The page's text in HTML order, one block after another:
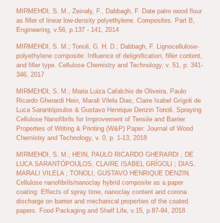
MIRMEHDI, S. M., Zeinaly, F., Dabbagh, F. Date palm wood flour
as filler of linear low-density polyethylene. Composites. Part B,
Engineering, v.56, p.137 - 141, 2014
MIRMEHDI, S. M.; Tonoli, G. H. D.; Dabbagh, F. Lignocellulose-
polyethylene composite: Influence of delignification, filler content,
and filler type. Cellulose Chemistry and Technology, v. 51, p. 341-
346, 2017
MIRMEHDI, S. M.; Maria Luiza Cafalchio de Oliveira, Paulo
Ricardo Gherardi Hein, Marali Vilela Dias, Claire Isabel Grígoli de
Luca Sarantópoulos & Gustavo Henrique Denzin Tonoli. Spraying
Cellulose Nanofibrils for Improvement of Tensile and Barrier
Properties of Writing & Printing (W&P) Paper. Journal of Wood
Chemistry and Technology, v. 0, p. 1-13, 2018
MIRMEHDI, S. M.; HEIN, PAULO RICARDO GHERARDI ; DE
LUCA SARANTÓPOULOS, CLAIRE ISABEL GRÍGOLI ; DIAS,
MARALI VILELA ; TONOLI, GUSTAVO HENRIQUE DENZIN.
Cellulose nanofibrils/nanoclay hybrid composite as a paper
coating: Effects of spray time, nanoclay content and corona
discharge on barrier and mechanical properties of the coated
papers. Food Packaging and Shelf Life, v.15, p.87-94, 2018